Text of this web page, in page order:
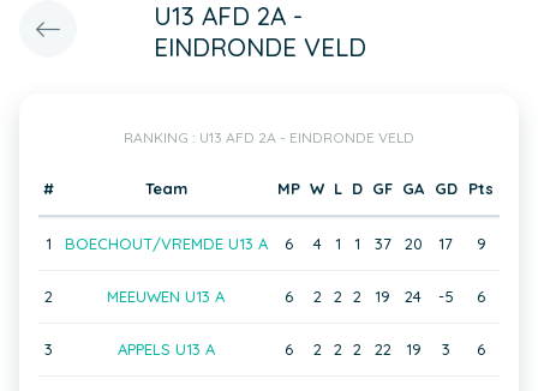
U13 AFD 2A -
EINDRONDE VELD
RANKING : U13 AFD 2A - EINDRONDE VELD
# Team MP W L D GF GA GD Pts
1 BOECHOUT/VREMDE U13 A 6 4 1 1 37 20 17 9
2 MEEUWEN U13 A 6 2 2 2 19 24 -5 6
3 APPELS U13 A 6 2 2 2 22 19 3 6